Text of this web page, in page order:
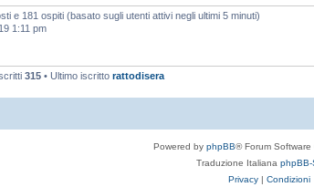
e 181 ospiti (basato sugli utenti attivi negli ultimi 5 minuti)
1:11 pm
315 • Ultimo iscritto rattodisera
Powered by phpBB® Forum
Traduzione Italiana phpBB-
Privacy | Condizioni